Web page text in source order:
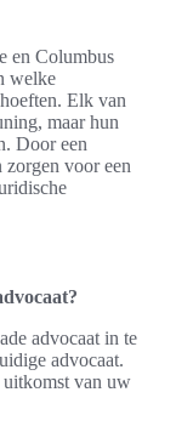
en Columbus
welke
Elk van
maar hun
Door een
voor een
advocaat in te
advocaat.
van uw